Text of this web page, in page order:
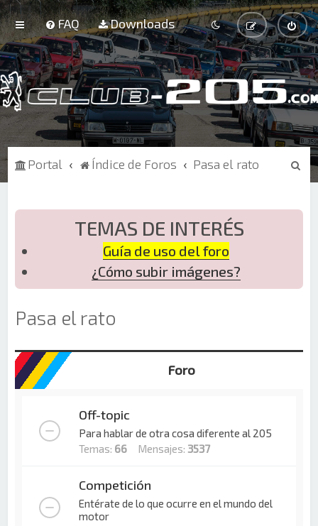
FAQ Downloads
Portal Índice de Foros Pasa el rato
B
TEMAS DE INTERÉS
Guía de uso del foro
¿Cómo subir imágenes?
Pasa el rato
Foro
Off-topic
Para hablar de otra cosa diferente al 205
Temas: 66 Mensajes: 3537
Competición
Entérate de lo que ocurre en el mundo del
motor